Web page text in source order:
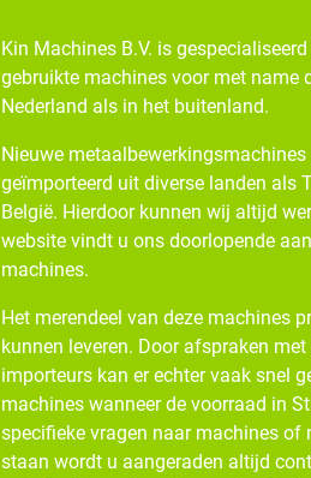
Kin Machines B.V. is
gebruikte machines voor met name
Nederland als in het buitenland.
Nieuwe
geïmporteerd uit diverse landen als
België. Hierdoor kunnen wij altijd
website vindt u ons doorlopende
machines.
Het merendeel van deze machines
kunnen leveren. Door afspraken
importeurs kan er echter vaak snel
machines wanneer de voorraad in
specifieke vragen naar machines of
staan wordt u aangeraden altijd